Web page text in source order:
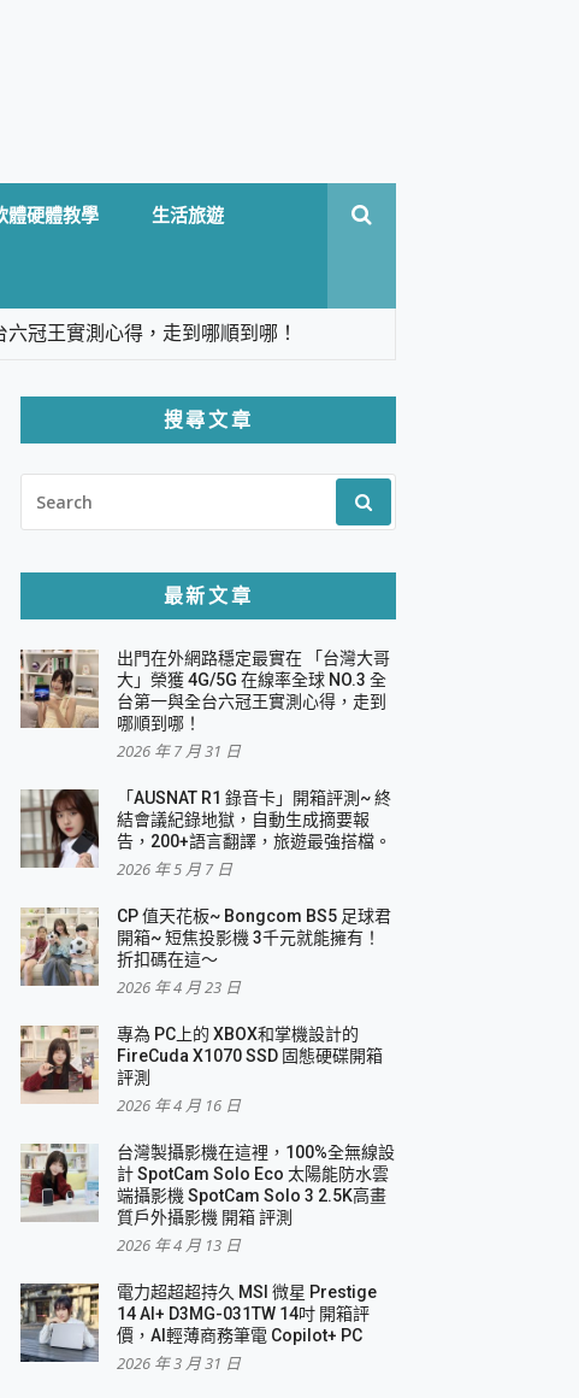
體硬體教學 生活旅遊
冠王實測心得，走到哪順到哪！
Solo 3 2.5K高畫質戶外攝影機 開箱 評
Copilot+ PC
與 IP69K 高防護
規防摔殼完整開箱評價
測
一篇全看懂
機｜結合「 智慧投影 & 煥彩流動 」的沈浸
列 輕量無線電競滑鼠 開箱 評測
辦公、爽度滿滿的終極桌面體驗
牌
康大放送
動電源 開箱 評測
轉寫
挑戰任務抽 PS5！
開箱 評測
與強大供電效能
智慧聯網螢幕 開箱 評測
1可攜摺疊無線充電器 開箱 評測
優質
評測
到處走
搜尋文章
FOR:
最新文章
出門在外網路穩定最實在 「台灣大哥
大」榮獲 4G/5G 在線率全球 NO.3 全
台第一與全台六冠王實測心得，走到
哪順到哪！
2026 年 7 月 31 日
「AUSNAT R1 錄音卡」開箱評測~ 終
結會議紀錄地獄，自動生成摘要報
告，200+語言翻譯，旅遊最強搭檔。
2026 年 5 月 7 日
CP 值天花板~ Bongcom BS5 足球君
開箱~ 短焦投影機 3千元就能擁有！
折扣碼在這～
2026 年 4 月 23 日
專為 PC上的 XBOX和掌機設計的
FireCuda X1070 SSD 固態硬碟開箱
評測
2026 年 4 月 16 日
台灣製攝影機在這裡，100%全無線設
計 SpotCam Solo Eco 太陽能防水雲
端攝影機 SpotCam Solo 3 2.5K高畫
質戶外攝影機 開箱 評測
2026 年 4 月 13 日
電力超超超持久 MSI 微星 Prestige
14 AI+ D3MG-031TW 14吋 開箱評
價，AI輕薄商務筆電 Copilot+ PC
2026 年 3 月 31 日